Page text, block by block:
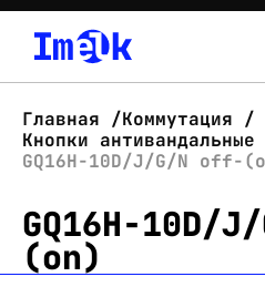
О
Главная
Коммутация
Кнопки антивандальные
GQ16H-10D/J/G/N off-
GQ16H-10D/
(on)